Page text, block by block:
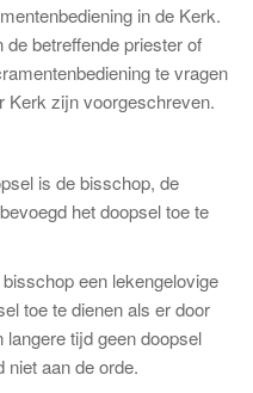
in de Kerk.
betreffende priester of
te vragen
Kerk zijn voorgeschreven.
is de bisschop, de
het doopsel toe te
een lekengelovige
toe te dienen als er door
tijd geen doopsel
aan de orde.